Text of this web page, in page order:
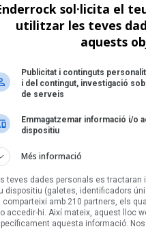
sol·licita el
utilitzar les teves
aquests
Publicitat i continguts
i del contingut, investigació
de serveis
Emmagatzemar informació i/o
dispositiu
Més informació
teves dades personals es tractaran
dispositiu (galetes, identificadors
comparteixi amb 210 partners, els
o accedir-hi. Així mateix, aquest lloc
aquesta informació.